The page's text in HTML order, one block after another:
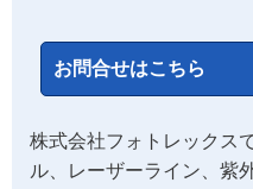
お問合せはこちら
株式会社フォトレックス
ル、レーザーライン、紫